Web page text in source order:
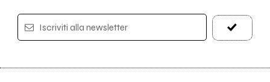
Iscriviti alla newsletter